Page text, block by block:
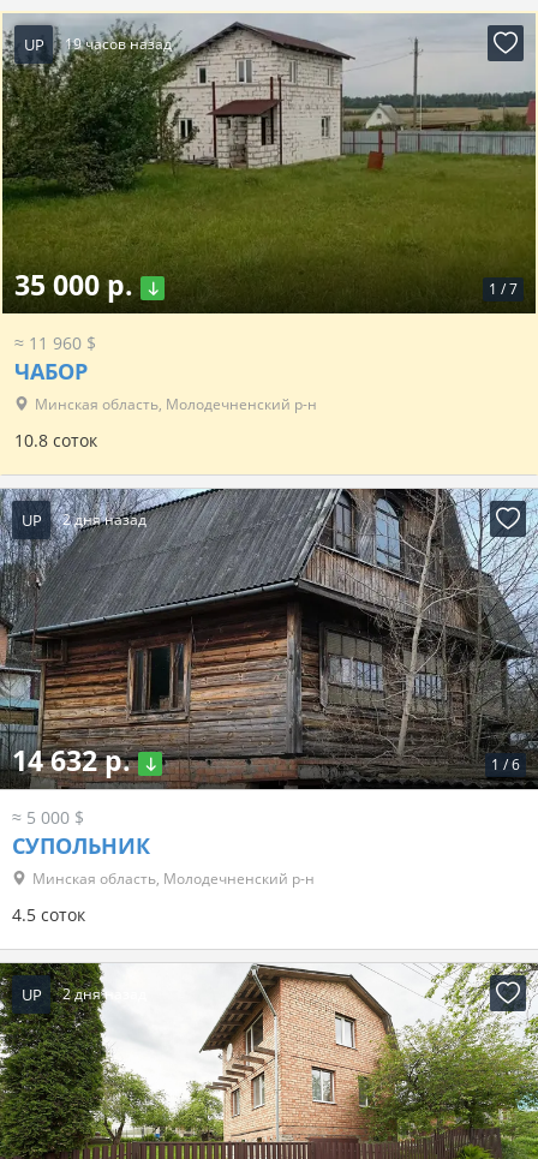
UP 19 часов назад
1 /7
35 000 р.
≈ 11 960 $
ЧАБОР
Минская область, Молодечненский р-н
10.8 соток
UP 2 дня назад
1 /6
14 632 р.
≈ 5 000 $
СУПОЛЬНИК
Минская область, Молодечненский р-н
4.5 соток
UP 2 дня назад